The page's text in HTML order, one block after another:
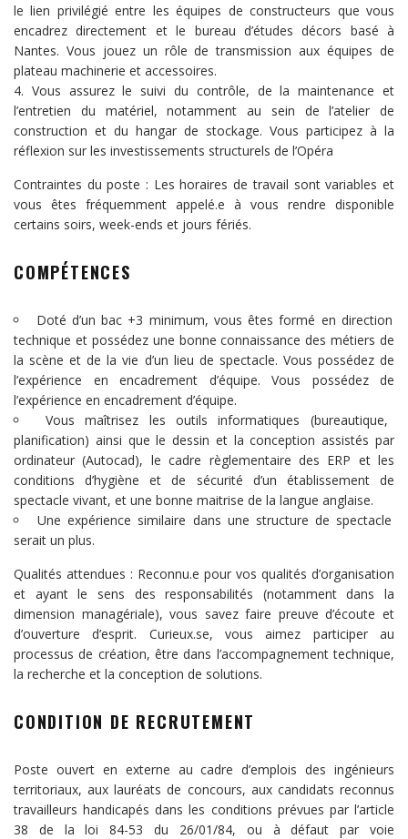
le lien privilégié entre les équipes de constructeurs que vous
encadrez directement et le bureau d’études décors basé à
Nantes. Vous jouez un rôle de transmission aux équipes de
plateau machinerie et accessoires.
Vous assurez le suivi du contrôle, de la maintenance et
l’entretien du matériel, notamment au sein de l’atelier de
construction et du hangar de stockage. Vous participez à la
réflexion sur les investissements structurels de l’Opéra
Contraintes du poste : Les horaires de travail sont variables et
vous êtes fréquemment appelé.e à vous rendre disponible
certains soirs, week-ends et jours fériés.
COMPÉTENCES
Doté d’un bac +3 minimum, vous êtes formé en direction
technique et possédez une bonne connaissance des métiers de
la scène et de la vie d’un lieu de spectacle. Vous possédez de
l’expérience en encadrement d’équipe. Vous possédez de
l’expérience en encadrement d’équipe.
Vous maîtrisez les outils informatiques (bureautique,
planification) ainsi que le dessin et la conception assistés par
ordinateur (Autocad), le cadre règlementaire des ERP et les
conditions d’hygiène et de sécurité d’un établissement de
spectacle vivant, et une bonne maitrise de la langue anglaise.
Une expérience similaire dans une structure de spectacle
serait un plus.
Qualités attendues : Reconnu.e pour vos qualités d’organisation
et ayant le sens des responsabilités (notamment dans la
dimension managériale), vous savez faire preuve d’écoute et
d’ouverture d’esprit. Curieux.se, vous aimez participer au
processus de création, être dans l’accompagnement technique,
la recherche et la conception de solutions.
CONDITION DE RECRUTEMENT
Poste ouvert en externe au cadre d’emplois des ingénieurs
territoriaux, aux lauréats de concours, aux candidats reconnus
travailleurs handicapés dans les conditions prévues par l’article
38 de la loi 84-53 du 26/01/84, ou à défaut par voie